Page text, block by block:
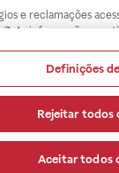
e reclamações
As informações
problema de saúde
esclarecimentos,
clientes são
Definições
Rejeitar todos
Aceitar todos